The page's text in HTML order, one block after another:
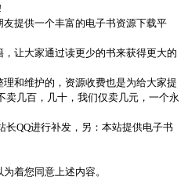
提供一个丰富的电子书资源下载平
让大家通过读更少的书来获得更大的
和维护的，资源收费也是为给大家提
卖几百，几十，我们仅卖几元，一个永
QQ进行补发，另：本站提供电子书
着您同意上述内容。